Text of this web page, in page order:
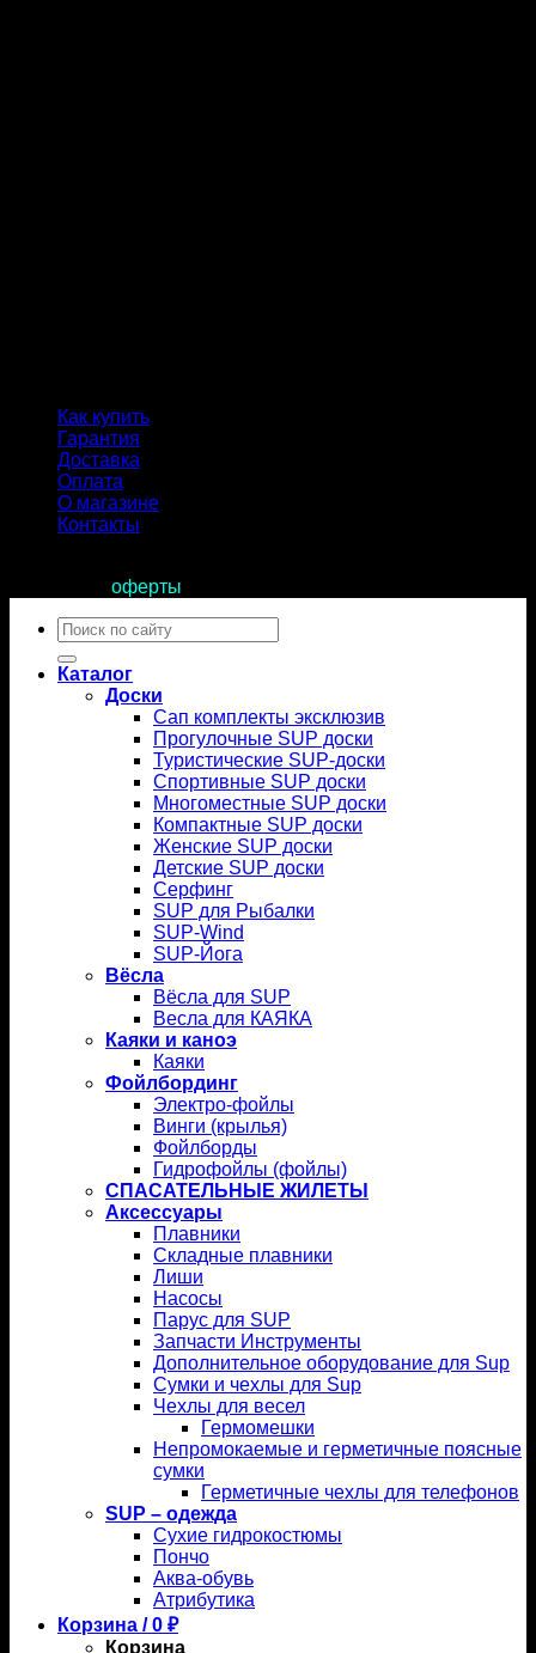
Как купить
Гарантия
Доставка
Оплата
О магазине
Контакты
оферты
Искать:
Каталог
Доски
Сап комплекты эксклюзив
Прогулочные SUP доски
Туристические SUP-доски
Спортивные SUP доски
Многоместные SUP доски
Компактные SUP доски
Женские SUP доски
Детские SUP доски
Серфинг
SUP для Рыбалки
SUP-Wind
SUP-Йога
Вёсла
Вёсла для SUP
Весла для КАЯКА
Каяки и каноэ
Каяки
Фойлбординг
Электро-фойлы
Винги (крылья)
Фойлборды
Гидрофойлы (фойлы)
СПАСАТЕЛЬНЫЕ ЖИЛЕТЫ
Аксессуары
Плавники
Складные плавники
Лиши
Насосы
Парус для SUP
Запчасти Инструменты
Дополнительное оборудование для Sup
Сумки и чехлы для Sup
Чехлы для весел
Гермомешки
Непромокаемые и герметичные поясные
сумки
Герметичные чехлы для телефонов
SUP – одежда
Сухие гидрокостюмы
Пончо
Аква-обувь
Атрибутика
Корзина /0 ₽
Корзина